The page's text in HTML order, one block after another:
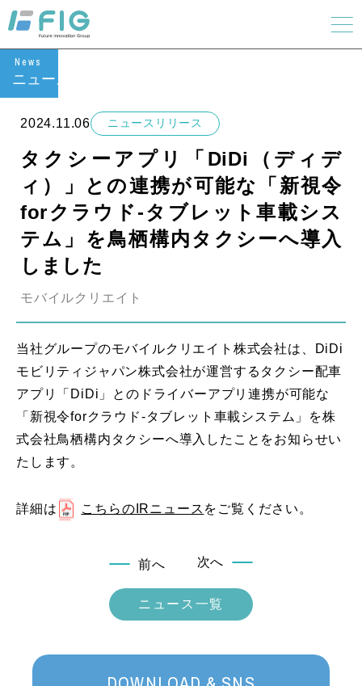
News
ニュース
2024.11.06 ニュースリリース
タクシーアプリ「DiDi（ディデ
ィ）」との連携が可能な「新視令
forクラウド-タブレット車載シス
テム」を鳥栖構内タクシーへ導入
しました
モバイルクリエイト
当社グループのモバイルクリエイト株式会社は、DiDi
モビリティジャパン株式会社が運営するタクシー配車
アプリ「DiDi」とのドライバーアプリ連携が可能な
「新視令forクラウド-タブレット車載システム」を株
式会社鳥栖構内タクシーへ導入したことをお知らせい
たします。
詳細は こちらのIRニュース をご覧ください。
前へ
ニュース一覧
次へ